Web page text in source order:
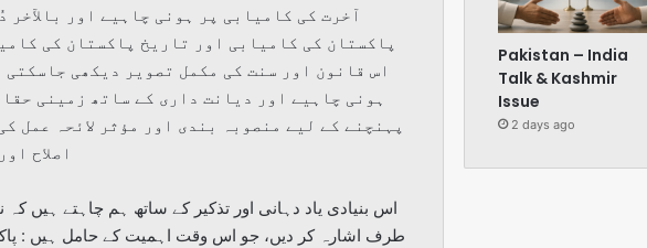
آخرت کی کامیابی پر ہونی چاہیے اور
پاکستان کی کامیابی اور تاریخ پاکستان کی
اس قانون اور سنت کی مکمل تصویر دیکھی
ہونی چاہیے اور دیانت داری کے ساتھ زمینی
پہنچنے کے لیے منصوبہ بندی اور مؤثر لائحہ عمل
اصلاح
اس بنیادی یاد دہانی اور تذکیر کے ساتھ ہم چاہتے ہیں
طرف اشارہ کر دیں، جو اس وقت اہمیت کے حامل ہیں :
Pakistan – India
Talk & Kashmir
Issue
2 days ago